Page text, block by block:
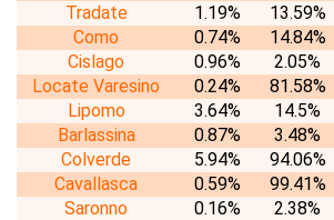
Tradate
1.19% 13.59%
Como
0.74% 14.84%
Cislago
0.96% 2.05%
Locate Varesino
0.24% 81.58%
Lipomo
3.64% 14.5%
Barlassina
0.87% 3.48%
Colverde
5.94% 94.06%
Cavallasca
0.59% 99.41%
Saronno
0.16% 2.38%